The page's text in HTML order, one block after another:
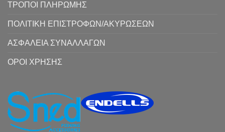
ΤΡΟΠΟΙ ΠΛΗΡΩΜΗΣ
ΠΟΛΙΤΙΚΗ ΕΠΙΣΤΡΟΦΩΝ/ΑΚΥΡΩΣΕΩΝ
ΑΣΦΑΛΕΙΑ ΣΥΝΑΛΛΑΓΩΝ
ΟΡΟΙ ΧΡΗΣΗΣ